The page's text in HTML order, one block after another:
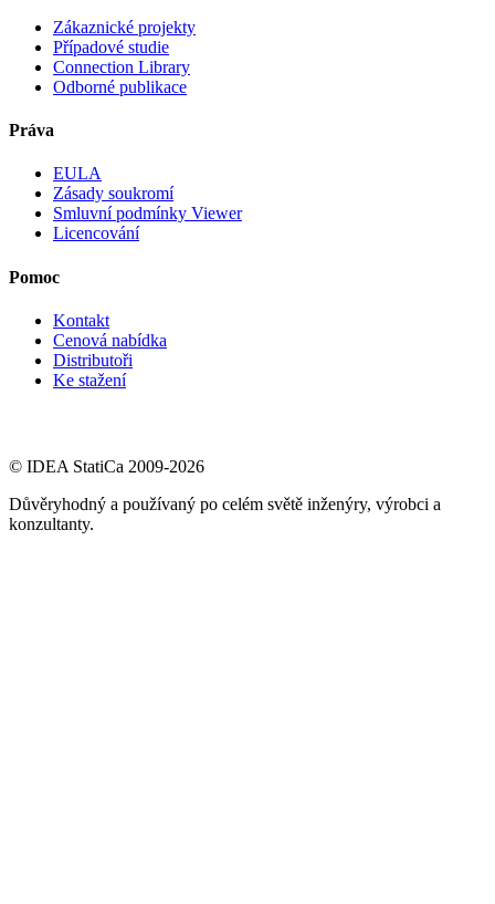
Zákaznické projekty
Případové studie
Connection Library
Odborné publikace
Práva
EULA
Zásady soukromí
Smluvní podmínky Viewer
Licencování
Pomoc
Kontakt
Cenová nabídka
Distributoři
Ke stažení
© IDEA StatiCa 2009-2026
Důvěryhodný a používaný po celém světě inženýry, výrobci a
konzultanty.